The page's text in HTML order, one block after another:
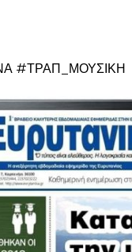
#ΤΡΑΠ_ΜΟΥΣΙΚΗ